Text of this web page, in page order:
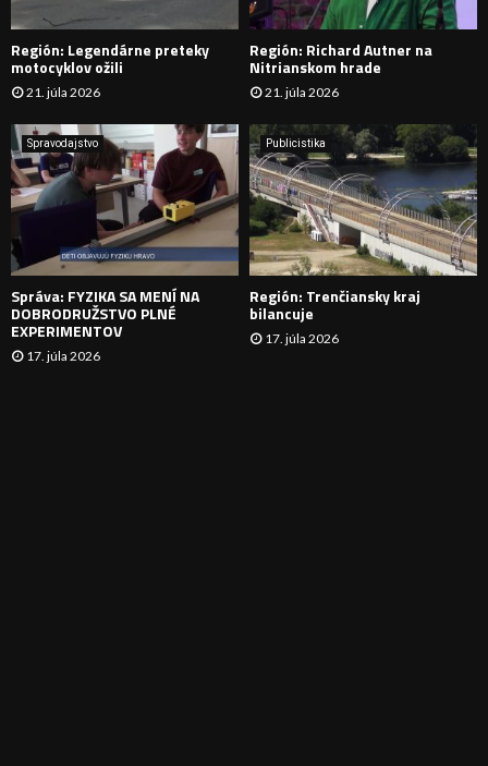
D
A
N
I
E
Región: Legendárne preteky
motocyklov ožili
21. júla 2026
Región: Richard Autner na
Nitrianskom hrade
21. júla 2026
Spravodajstvo
Správa: FYZIKA SA MENÍ NA
DOBRODRUŽSTVO PLNÉ
EXPERIMENTOV
17. júla 2026
Publicistika
Región: Trenčiansky kraj
bilancuje
17. júla 2026